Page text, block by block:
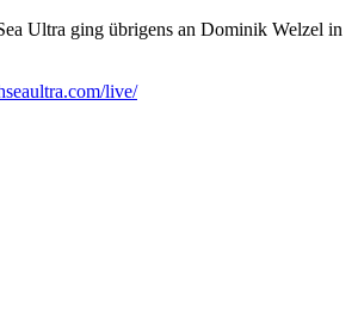
Ultra ging übrigens an Dominik Welzel in
live/